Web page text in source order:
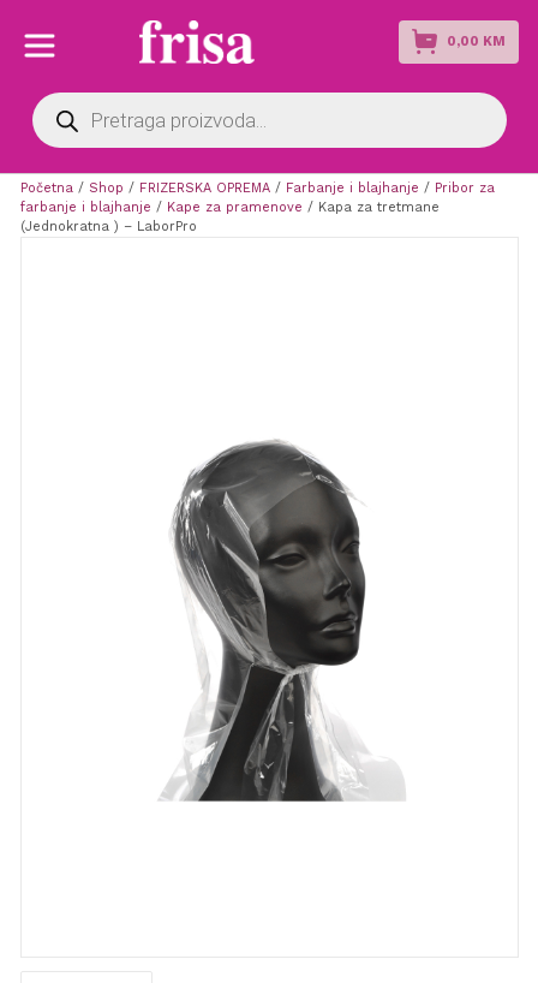
0,00 KM
Products
search
Početna / Shop / FRIZERSKA OPREMA/ Farbanje i blajhanje / Pribor za
farbanje i blajhanje / Kape za pramenove / Kapa za tretmane
(Jednokratna ) – LaborPro